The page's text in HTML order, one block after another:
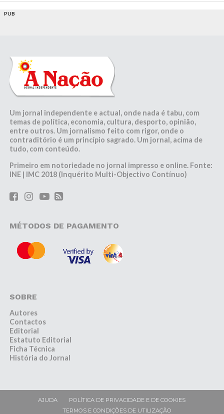
PUB
Um jornal independente e actual, onde nada é tabu, com
temas de política, economia, cultura, desporto, opinião,
entre outros. Um jornalismo feito com rigor, onde o
contraditório é um princípio sagrado. Um jornal, acima de
tudo, com conteúdo.
Primeiro em notoriedade no jornal impresso e online. Fonte:
INE | IMC 2018 (Inquérito Multi-Objectivo Contínuo)
MÉTODOS DE PAGAMENTO
SOBRE
Autores
Contactos
Editorial
Estatuto Editorial
Ficha Técnica
História do Jornal
AJUDA
POLÍTICA DE PRIVACIDADE E DE COOKIES
TERMOS E CONDIÇÕES DE UTILIZAÇÃO